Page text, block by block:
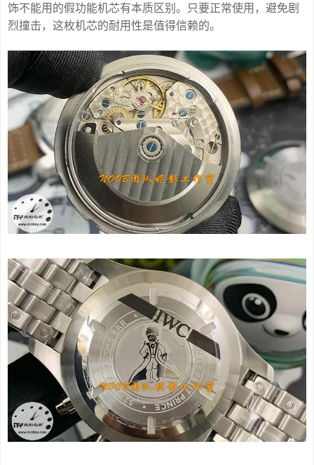
饰不能用的假功能机芯有本质区别。只要正常使用，避免剧
烈撞击，这枚机芯的耐用性是值得信赖的。